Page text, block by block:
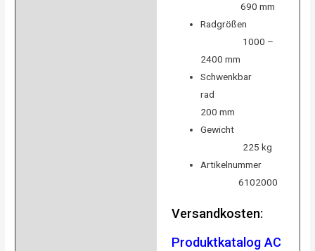
690 mm
Radgrößen
1000 –
2400 mm
Schwenkbar
rad
200 mm
Gewicht
225 kg
Artikelnummer
6102000
Versandkosten:
Produktkatalog AC